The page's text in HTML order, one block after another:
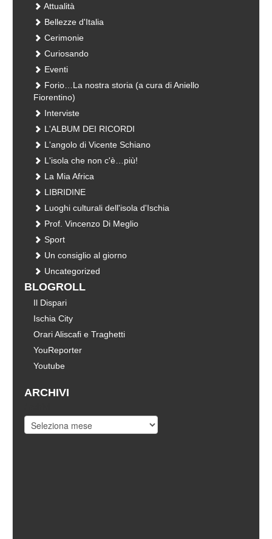
Attualità
Bellezze d'Italia
Cerimonie
Curiosando
Eventi
Forio…La nostra storia (a cura di Aniello
Fiorentino)
Interviste
L'ALBUM DEI RICORDI
L'angolo di Vicente Schiano
L'isola che non c'è…più!
La Mia Africa
LIBRIDINE
Luoghi culturali dell'isola d'Ischia
Prof. Vincenzo Di Meglio
Sport
Un consiglio al giorno
Uncategorized
BLOGROLL
Il Dispari
Ischia City
Orari Aliscafi e Traghetti
YouReporter
Youtube
ARCHIVI